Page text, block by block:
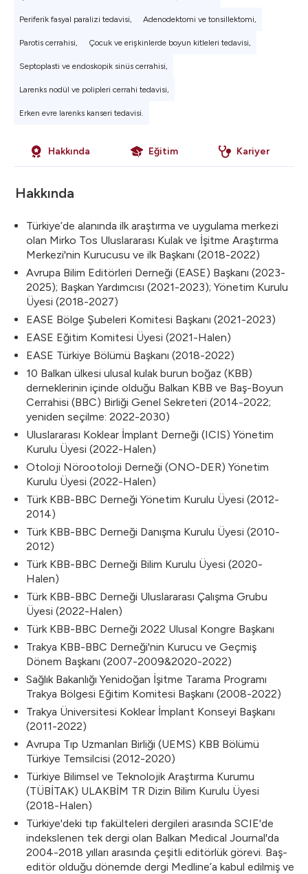
Periferik fasyal paralizi tedavisi, Adenodektomi ve tonsillektomi,
Parotis cerrahisi, Çocuk ve erişkinlerde boyun kitleleri tedavisi,
Septoplasti ve endoskopik sinüs cerrahisi,
Larenks nodül ve polipleri cerrahi tedavisi,
Erken evre larenks kanseri tedavisi.
Hakkında Eğitim Kariyer
Hakkında
Türkiye’de alanında ilk araştırma ve uygulama merkezi
olan Mirko Tos Uluslararası Kulak ve İşitme Araştırma
Merkezi'nin Kurucusu ve ilk Başkanı (2018-2022)
Avrupa Bilim Editörleri Derneği (EASE) Başkanı (2023-
2025); Başkan Yardımcısı (2021-2023); Yönetim Kurulu
Üyesi (2018-2027)
EASE Bölge Şubeleri Komitesi Başkanı (2021-2023)
EASE Eğitim Komitesi Üyesi (2021-Halen)
EASE Türkiye Bölümü Başkanı (2018-2022)
10 Balkan ülkesi ulusal kulak burun boğaz (KBB)
derneklerinin içinde olduğu Balkan KBB ve Baş-Boyun
Cerrahisi (BBC) Birliği Genel Sekreteri (2014-2022;
yeniden seçilme: 2022-2030)
Uluslararası Koklear İmplant Derneği (ICIS) Yönetim
Kurulu Üyesi (2022-Halen)
Otoloji Nörootoloji Derneği (ONO-DER) Yönetim
Kurulu Üyesi (2022-Halen)
Türk KBB-BBC Derneği Yönetim Kurulu Üyesi (2012-
2014)
Türk KBB-BBC Derneği Danışma Kurulu Üyesi (2010-
2012)
Türk KBB-BBC Derneği Bilim Kurulu Üyesi (2020-
Halen)
Türk KBB-BBC Derneği Uluslararası Çalışma Grubu
Üyesi (2022-Halen)
Türk KBB-BBC Derneği 2022 Ulusal Kongre Başkanı
Trakya KBB-BBC Derneği'nin Kurucu ve Geçmiş
Dönem Başkanı (2007-2009&2020-2022)
Sağlık Bakanlığı Yenidoğan İşitme Tarama Programı
Trakya Bölgesi Eğitim Komitesi Başkanı (2008-2022)
Trakya Üniversitesi Koklear İmplant Konseyi Başkanı
(2011-2022)
Avrupa Tıp Uzmanları Birliği (UEMS) KBB Bölümü
Türkiye Temsilcisi (2012-2020)
Türkiye Bilimsel ve Teknolojik Araştırma Kurumu
(TÜBİTAK) ULAKBİM TR Dizin Bilim Kurulu Üyesi
(2018-Halen)
Türkiye'deki tıp fakülteleri dergileri arasında SCIE'de
indekslenen tek dergi olan Balkan Medical Journal'da
2004-2018 yılları arasında çeşitli editörlük görevi. Baş-
editör olduğu dönemde dergi Medline’a kabul edilmiş ve